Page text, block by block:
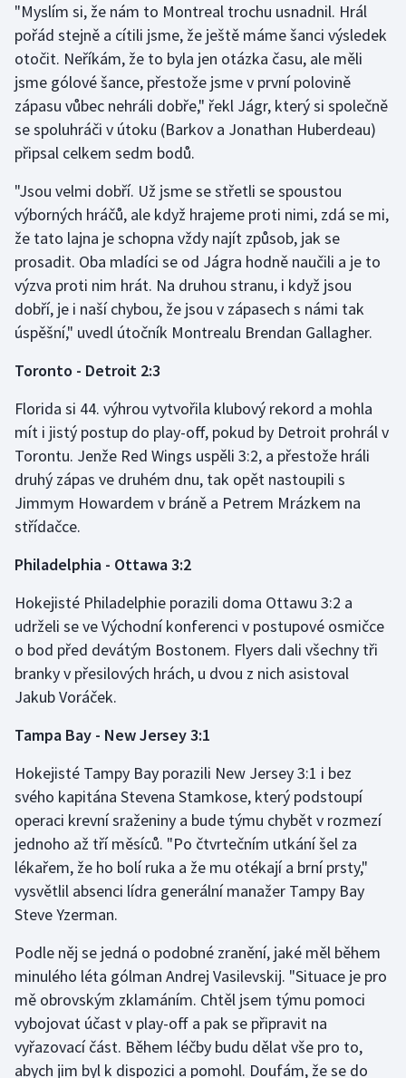
Plážový volejbal
Ragby
Rychlobruslení
Rychlostní kanoistika
Short track
Sportovní střelba
Stolní tenis
Triatlon
Veslování
Vodní slalom
Volejbal
Ostatní
"Myslím si, že nám to Montreal trochu usnadnil. Hrál
pořád stejně a cítili jsme, že ještě máme šanci výsledek
otočit. Neříkám, že to byla jen otázka času, ale měli
jsme gólové šance, přestože jsme v první polovině
zápasu vůbec nehráli dobře," řekl Jágr, který si společně
se spoluhráči v útoku (Barkov a Jonathan Huberdeau)
připsal celkem sedm bodů.
"Jsou velmi dobří. Už jsme se střetli se spoustou
výborných hráčů, ale když hrajeme proti nimi, zdá se mi,
že tato lajna je schopna vždy najít způsob, jak se
prosadit. Oba mladíci se od Jágra hodně naučili a je to
výzva proti nim hrát. Na druhou stranu, i když jsou
dobří, je i naší chybou, že jsou v zápasech s námi tak
úspěšní," uvedl útočník Montrealu Brendan Gallagher.
Toronto - Detroit 2:3
Florida si 44. výhrou vytvořila klubový rekord a mohla
mít i jistý postup do play-off, pokud by Detroit prohrál v
Torontu. Jenže Red Wings uspěli 3:2, a přestože hráli
druhý zápas ve druhém dnu, tak opět nastoupili s
Jimmym Howardem v bráně a Petrem Mrázkem na
střídačce.
Philadelphia - Ottawa 3:2
Hokejisté Philadelphie porazili doma Ottawu 3:2 a
udrželi se ve Východní konferenci v postupové osmičce
o bod před devátým Bostonem. Flyers dali všechny tři
branky v přesilových hrách, u dvou z nich asistoval
Jakub Voráček.
Tampa Bay - New Jersey 3:1
Hokejisté Tampy Bay porazili New Jersey 3:1 i bez
svého kapitána Stevena Stamkose, který podstoupí
operaci krevní sraženiny a bude týmu chybět v rozmezí
jednoho až tří měsíců. "Po čtvrtečním utkání šel za
lékařem, že ho bolí ruka a že mu otékají a brní prsty,"
vysvětlil absenci lídra generální manažer Tampy Bay
Steve Yzerman.
Podle něj se jedná o podobné zranění, jaké měl během
minulého léta gólman Andrej Vasilevskij. "Situace je pro
mě obrovským zklamáním. Chtěl jsem týmu pomoci
vybojovat účast v play-off a pak se připravit na
vyřazovací část. Během léčby budu dělat vše pro to,
abych jim byl k dispozici a pomohl. Doufám, že se do